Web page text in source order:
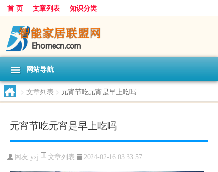
首 页 文章列表 知识分类
网站导航
> 文章列表 > 元宵节吃元宵是早上吃吗
元宵节吃元宵是早上吃吗
网友:yxj 文章列表 2024-02-16 03:33:57